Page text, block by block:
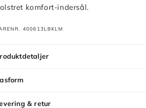
komfort-indersål.
400613LBKLM
& retur